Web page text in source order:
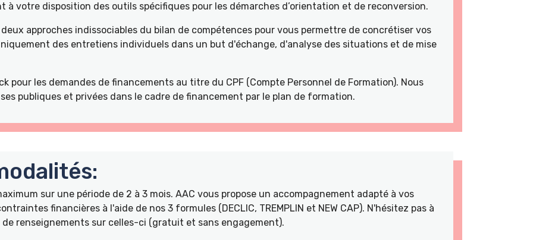
à votre disposition des outils spécifiques pour les démarches d’orientation et de reconversion.
approches indissociables du bilan de compétences pour vous permettre de concrétiser vos
des entretiens individuels dans un but d'échange, d'analyse des situations et de mise
pour les demandes de financements au titre du CPF (Compte Personnel de Formation). Nous
publiques et privées dans le cadre de financement par le plan de formation.
sur une période de 2 à 3 mois. AAC vous propose un accompagnement adapté à vos
financières à l'aide de nos 3 formules (DECLIC, TREMPLIN et NEW CAP). N'hésitez pas à
renseignements sur celles-ci (gratuit et sans engagement).